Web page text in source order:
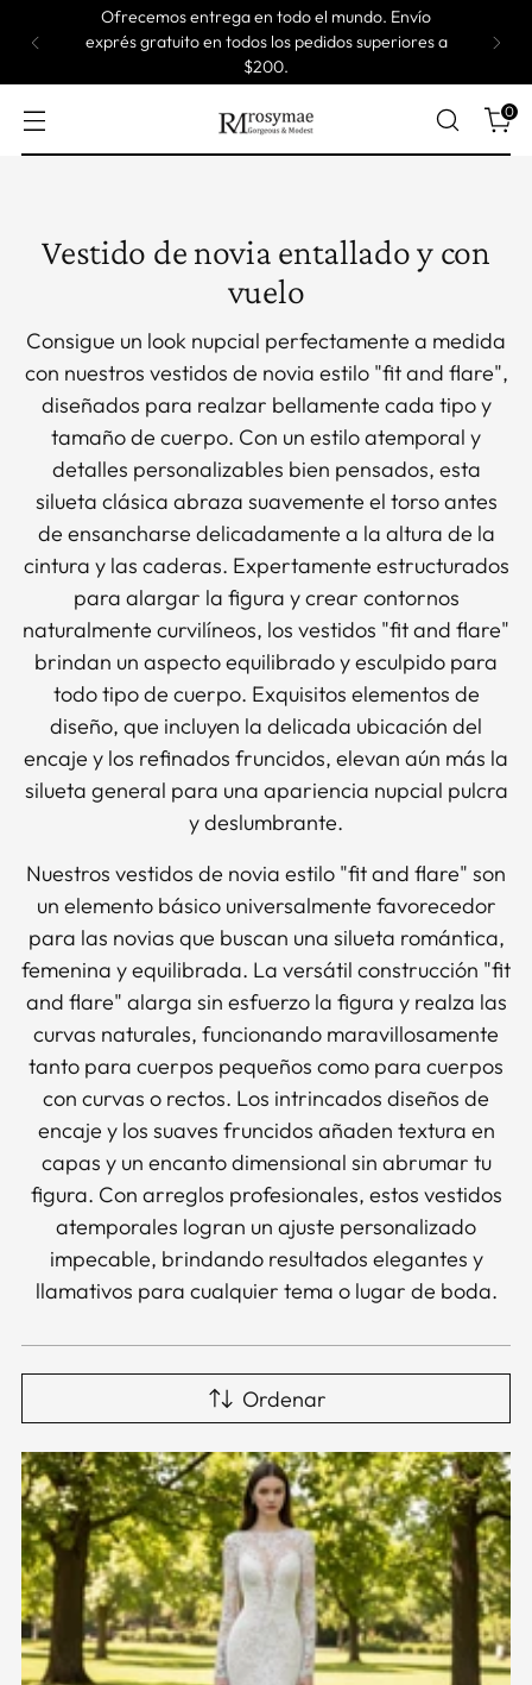
La mayoría de nuestros vestidos son de tamaño
personalizado, lo que significa que se producen uno
por uno. Tarda de 5 semanas en enviarse.
0
Vestido de novia entallado y con
vuelo
Consigue un look nupcial perfectamente a medida
con nuestros vestidos de novia estilo "fit and flare",
diseñados para realzar bellamente cada tipo y
tamaño de cuerpo. Con un estilo atemporal y
detalles personalizables bien pensados, esta
silueta clásica abraza suavemente el torso antes
de ensancharse delicadamente a la altura de la
cintura y las caderas. Expertamente estructurados
para alargar la figura y crear contornos
naturalmente curvilíneos, los vestidos "fit and flare"
brindan un aspecto equilibrado y esculpido para
todo tipo de cuerpo. Exquisitos elementos de
diseño, que incluyen la delicada ubicación del
encaje y los refinados fruncidos, elevan aún más la
silueta general para una apariencia nupcial pulcra
y deslumbrante.
Nuestros vestidos de novia estilo "fit and flare" son
un elemento básico universalmente favorecedor
para las novias que buscan una silueta romántica,
femenina y equilibrada. La versátil construcción "fit
and flare" alarga sin esfuerzo la figura y realza las
curvas naturales, funcionando maravillosamente
tanto para cuerpos pequeños como para cuerpos
con curvas o rectos. Los intrincados diseños de
encaje y los suaves fruncidos añaden textura en
capas y un encanto dimensional sin abrumar tu
figura. Con arreglos profesionales, estos vestidos
atemporales logran un ajuste personalizado
impecable, brindando resultados elegantes y
llamativos para cualquier tema o lugar de boda.
Ordenar